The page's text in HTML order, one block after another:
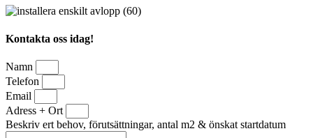
Kontakta oss idag!
Namn
Telefon
Email
Adress + Ort
Beskriv ert behov, förutsättningar, antal m2 & önskat startdatum